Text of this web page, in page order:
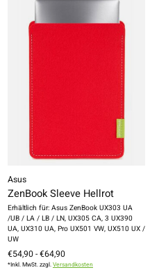
Asus
ZenBook Sleeve Hellrot
Erhältlich für: Asus ZenBook UX303 UA
/UB / LA / LB / LN, UX305 CA, 3 UX390
UA, UX310 UA, Pro UX501 VW, UX510 UX /
UW
€54,90 - €64,90
*Inkl. MwSt. zzgl.Versandkosten